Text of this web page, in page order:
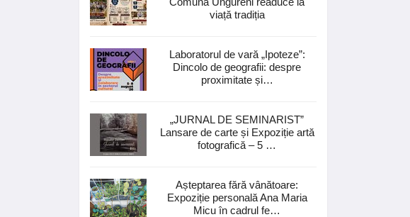
viață tradiția
Laboratorul de vară „Ipoteze”:
Dincolo de geografii: despre
proximitate și…
„JURNAL DE SEMINARIST”
Lansare de carte și Expoziție artă
fotografică – 5 …
Așteptarea fără vânătoare:
Expoziție personală Ana Maria
Micu în cadrul fe…